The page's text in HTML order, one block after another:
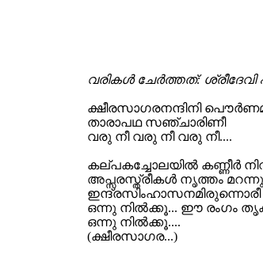
വരികള്‍ ചേര്‍ത്തത്: ശ്രീദേവി
ക്ഷീരസാഗരനന്ദിനി
താരാപഥ സഞ്ചാരിണീ
വരു നീ വരു നീ വരു നീ....
കല്പകച്ചോലയില്‍ കണ്ണീര്‍
അപ്സരസ്ത്രീകള്‍ നൃത്തം മറന്നു
ഒന്നു നില്‍ക്കൂ... ഈ രംഗം
ഒന്നു നില്‍ക്കൂ....
(ക്ഷീരസാഗര...)